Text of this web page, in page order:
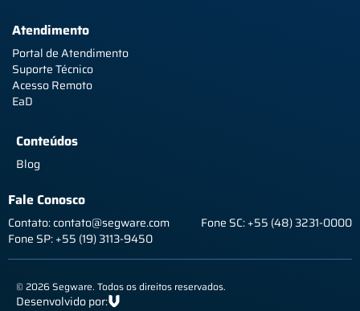
Atendimento
Portal de Atendimento
Suporte Técnico
Acesso Remoto
EaD
Conteúdos
Blog
Fale Conosco
Contato: contato@segware.com
Fone SC: +55 (48) 3231-0000
Fone SP: +55 (19) 3113-9450
© 2026 Segware. Todos os direitos reservados.
Desenvolvido por: